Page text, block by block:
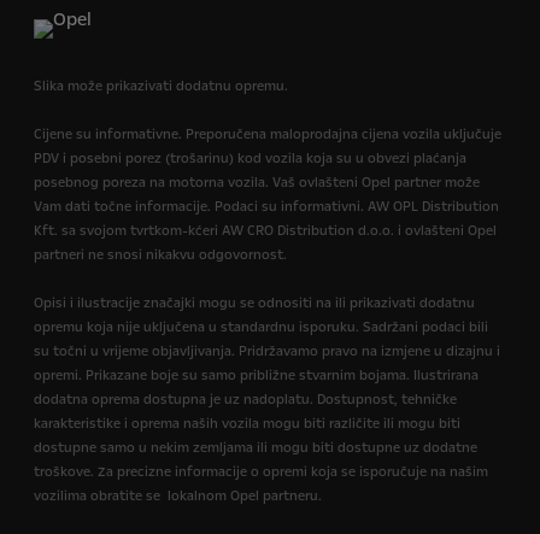
Slika može prikazivati dodatnu opremu.
Cijene su informativne. Preporučena maloprodajna cijena vozila uključuje
PDV i posebni porez (trošarinu) kod vozila koja su u obvezi plaćanja
posebnog poreza na motorna vozila. Vaš ovlašteni Opel partner može
Vam dati točne informacije. Podaci su informativni. AW OPL Distribution
Kft. sa svojom tvrtkom-kćeri AW CRO Distribution d.o.o. i ovlašteni Opel
partneri ne snosi nikakvu odgovornost.
Opisi i ilustracije značajki mogu se odnositi na ili prikazivati dodatnu
opremu koja nije uključena u standardnu isporuku. Sadržani podaci bili
su točni u vrijeme objavljivanja. Pridržavamo pravo na izmjene u dizajnu i
opremi. Prikazane boje su samo približne stvarnim bojama. Ilustrirana
dodatna oprema dostupna je uz nadoplatu. Dostupnost, tehničke
karakteristike i oprema naših vozila mogu biti različite ili mogu biti
dostupne samo u nekim zemljama ili mogu biti dostupne uz dodatne
troškove. Za precizne informacije o opremi koja se isporučuje na našim
vozilima obratite se lokalnom Opel partneru.